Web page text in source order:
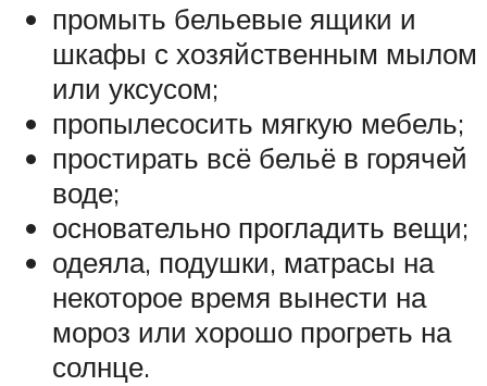
промыть бельевые ящики и
шкафы с хозяйственным мылом
или уксусом;
пропылесосить мягкую мебель;
простирать всё бельё в горячей
воде;
основательно прогладить вещи;
одеяла, подушки, матрасы на
некоторое время вынести на
мороз или хорошо прогреть на
солнце.